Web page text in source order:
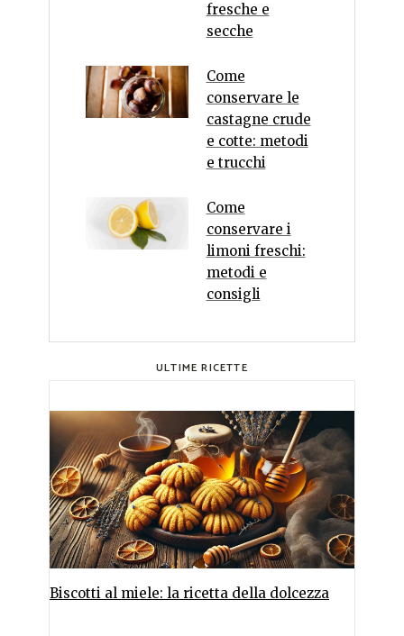
fresche e
secche
Come
conservare le
castagne crude
e cotte: metodi
e trucchi
Come
conservare i
limoni freschi:
metodi e
consigli
ULTIME RICETTE
Biscotti al miele: la ricetta della dolcezza